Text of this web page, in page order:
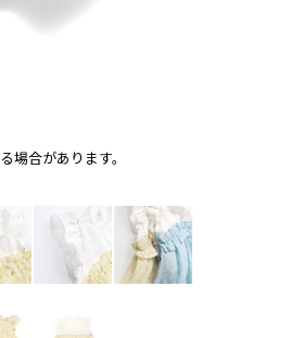
合があります。